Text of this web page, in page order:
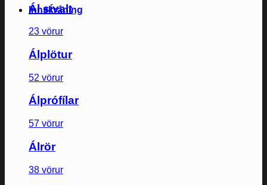
Innskráning
Ál sívalt
23 vörur
Álplötur
52 vörur
Álprófílar
57 vörur
Álrör
38 vörur